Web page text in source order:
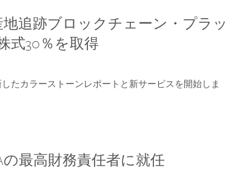
追跡ブロックチェーン・プラッ
式30％を取得
たカラーストーンレポートと新サービスを開始しま
最高財務責任者に就任